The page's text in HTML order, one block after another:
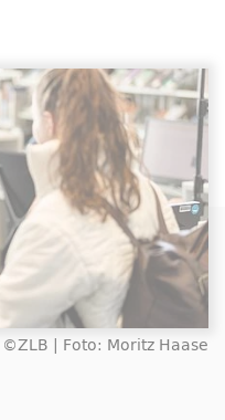
©ZLB | Foto: Moritz Haase